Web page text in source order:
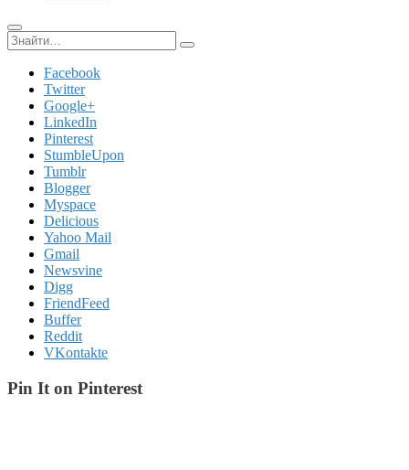
Пошук:
Facebook
Twitter
Google+
LinkedIn
Pinterest
StumbleUpon
Tumblr
Blogger
Myspace
Delicious
Yahoo Mail
Gmail
Newsvine
Digg
FriendFeed
Buffer
Reddit
VKontakte
Pin It on Pinterest